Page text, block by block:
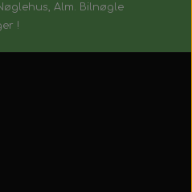
Alm. Bilnøgle
!